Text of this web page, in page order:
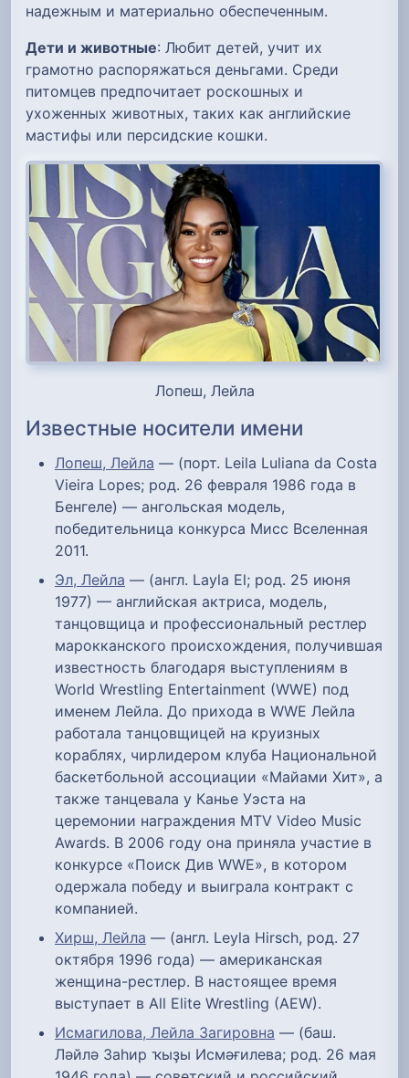
надежным и материально обеспеченным.
Дети и животные: Любит детей, учит их
грамотно распоряжаться деньгами. Среди
питомцев предпочитает роскошных и
ухоженных животных, таких как английские
мастифы или персидские кошки.
Лопеш, Лейла
Известные носители имени
Лопеш, Лейла — (порт. Leila Luliana da Costa
Vieira Lopes; род. 26 февраля 1986 года в
Бенгеле) — ангольская модель,
победительница конкурса Мисс Вселенная
2011.
Эл, Лейла — (англ. Layla El; род. 25 июня
1977) — английская актриса, модель,
танцовщица и профессиональный рестлер
марокканского происхождения, получившая
известность благодаря выступлениям в
World Wrestling Entertainment (WWE) под
именем Лейла. До прихода в WWE Лейла
работала танцовщицей на круизных
кораблях, чирлидером клуба Национальной
баскетбольной ассоциации «Майами Хит», а
также танцевала у Канье Уэста на
церемонии награждения MTV Video Music
Awards. В 2006 году она приняла участие в
конкурсе «Поиск Див WWE», в котором
одержала победу и выиграла контракт с
компанией.
Хирш, Лейла — (англ. Leyla Hirsch, род. 27
октября 1996 года) — американская
женщина-рестлер. В настоящее время
выступает в All Elite Wrestling (AEW).
Исмагилова, Лейла Загировна — (баш.
Ләйлә Заһир ҡыҙы Исмәғилева; род. 26 мая